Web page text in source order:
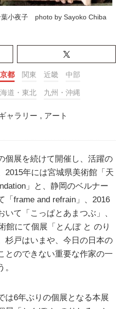
小夜子 photo by Sayoko Chiba
都 関東 近畿 中部
道・東北 九州・沖縄
ャラリー , アート
個展を続けて開催し、活躍の
2015年には宮城県美術館「天
」と、静岡のベルナー
「frame and refrain」、2016
て「こっぱとあまつぶ」、
館にて個展「とんぼ と のり
杉戸はいまや、今日の日本の
とのできない重要な作家の一
は6年ぶりの個展となる本展